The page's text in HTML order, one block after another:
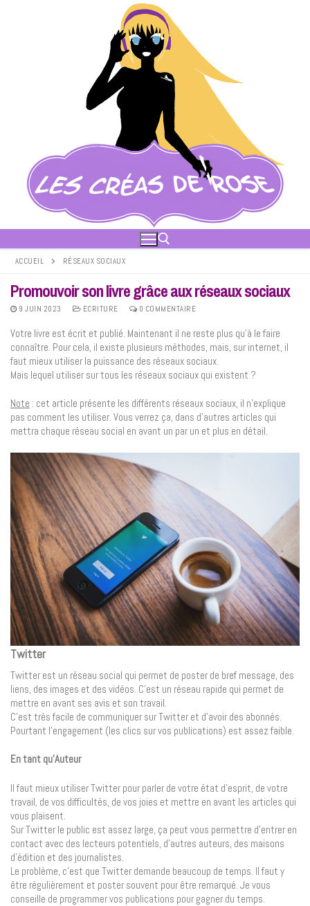
Rechercher :
ACCUEIL RÉSEAUX SOCIAUX
Promouvoir son livre grâce aux réseaux sociaux
9 JUIN 2023 ECRITURE 0 COMMENTAIRE
Votre livre est écrit et publié. Maintenant il ne reste plus qu’à le faire
connaître. Pour cela, il existe plusieurs méthodes, mais, sur internet, il
faut mieux utiliser la puissance des réseaux sociaux.
Mais lequel utiliser sur tous les réseaux sociaux qui existent ?
Note : cet article présente les différents réseaux sociaux, il n’explique
pas comment les utiliser. Vous verrez ça, dans d’autres articles qui
mettra chaque réseau social en avant un par un et plus en détail.
Twitter
Twitter est un réseau social qui permet de poster de bref message, des
liens, des images et des vidéos. C’est un réseau rapide qui permet de
mettre en avant ses avis et son travail.
C’est très facile de communiquer sur Twitter et d’avoir des abonnés.
Pourtant l’engagement (les clics sur vos publications) est assez faible.
En tant qu’Auteur
Il faut mieux utiliser Twitter pour parler de votre état d’esprit, de votre
travail, de vos difficultés, de vos joies et mettre en avant les articles qui
vous plaisent.
Sur Twitter le public est assez large, ça peut vous permettre d’entrer en
contact avec des lecteurs potentiels, d’autres auteurs, des maisons
d’édition et des journalistes.
Le problème, c’est que Twitter demande beaucoup de temps. Il faut y
être régulièrement et poster souvent pour être remarqué. Je vous
conseille de programmer vos publications pour gagner du temps.